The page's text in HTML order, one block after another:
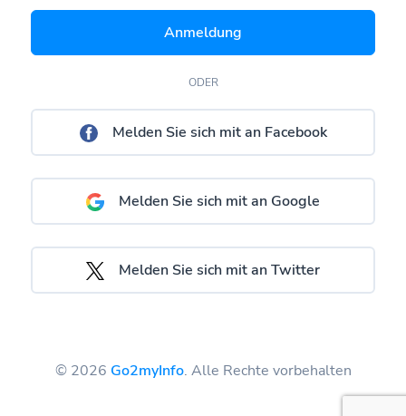
Anmeldung
ODER
Melden Sie sich mit an Facebook
Melden Sie sich mit an Google
Melden Sie sich mit an Twitter
© 2026 Go2myInfo. Alle Rechte vorbehalten